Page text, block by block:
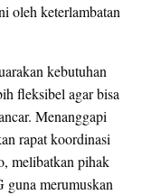
oleh keterlambatan
kebutuhan
fleksibel agar bisa
Menanggapi
rapat koordinasi
melibatkan pihak
guna merumuskan